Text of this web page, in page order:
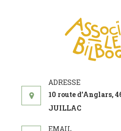
10 route d'Anglars,
JUILLAC